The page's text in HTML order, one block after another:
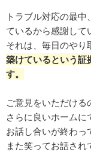
トラブル対応の最
ているから感謝して
それは、毎日のやり
築けているという証
す。
ご意見をいただける
さらに良いホームに
お話し合いが終わっ
また笑ってお話され